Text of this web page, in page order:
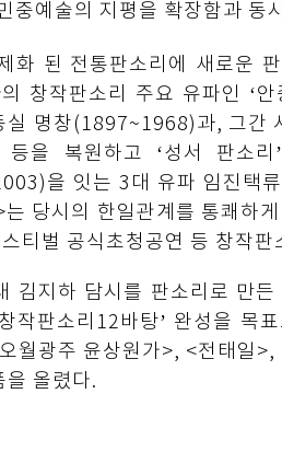
중예술의 지평을 확장함과 동
화 된 전통판소리에 새로운
창작판소리 주요 유파인 ‘안
실 명창(1897~1968)과, 그간
등을 복원하고 ‘성서 판소
을 잇는 3대 유파 임진택
는 당시의 한일관계를 통쾌하
티벌 공식초청공연 등 창작
김지하 담시를 판소리로 만
작판소리12바탕’ 완성을 목
월광주 윤상원가>, <전태일
을 올렸다.